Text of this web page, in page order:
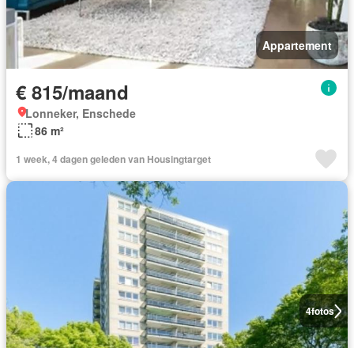
Appartement
€ 815/maand
Lonneker, Enschede
86 m²
1 week, 4 dagen geleden van Housingtarget
4fotos